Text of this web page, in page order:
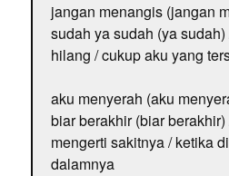
jangan menangis (jangan
sudah ya sudah (ya
hilang / cukup aku yang
aku menyerah (aku
biar berakhir (biar
mengerti sakitnya / ketika
dalamnya